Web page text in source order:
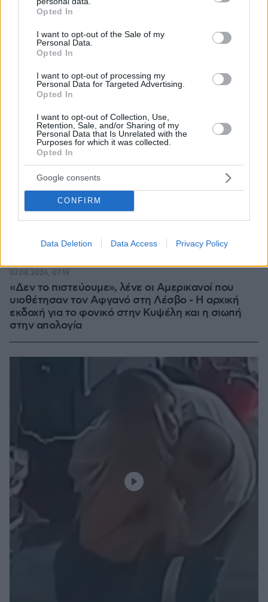
grant or deny consent to Google and its third-party tags to
use your data for below specified purposes in below Google
consent section.
Opted In
I want to opt-out of the Sale of my
Personal Data.
Opted In
I want to opt-out of processing my
Personal Data for Targeted Advertising.
Opted In
I want to opt-out of Collection, Use,
Retention, Sale, and/or Sharing of my
Personal Data that Is Unrelated with the
Purposes for which it was collected.
Opted In
Google consents
CONFIRM
Data Deletion Data Access Privacy Policy
«Δεν το πιστεύουμε», λένε οι Αμερικανοί που
υιοθέτησαν τον Αφγανό στη Λέσβο - Η αρχική
εκδοχή για το φονικό στην Κυψέλη και η σιωπή
στην απολογία
07.08.2026, 07:19